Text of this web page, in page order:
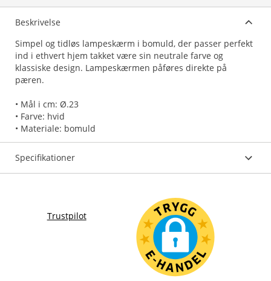
Beskrivelse
Simpel og tidløs lampeskærm i bomuld, der passer perfekt
ind i ethvert hjem takket være sin neutrale farve og
klassiske design. Lampeskærmen påføres direkte på
pæren.
• Mål i cm: Ø.23
• Farve: hvid
• Materiale: bomuld
Specifikationer
Trustpilot